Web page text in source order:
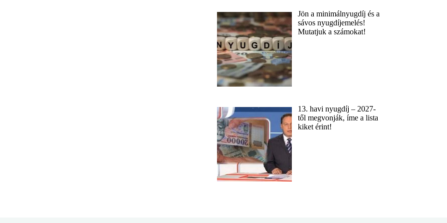
Jön a minimálnyugdíj és a
sávos nyugdíjemelés!
Mutatjuk a számokat!
13. havi nyugdíj – 2027-
től megvonják, íme a lista
kiket érint!